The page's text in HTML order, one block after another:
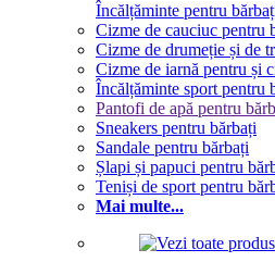
Încălțăminte pentru
Cizme de cauciuc pentru
Cizme de drumeție și de
Cizme de iarnă pentru și
Încălțăminte sport pentru
Pantofi de apă pentru
Sneakers pentru bărbați
Sandale pentru bărbați
Șlapi și papuci pentru
Teniși de sport pentru
Mai multe...